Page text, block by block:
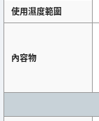
使用濕度範圍
內容物